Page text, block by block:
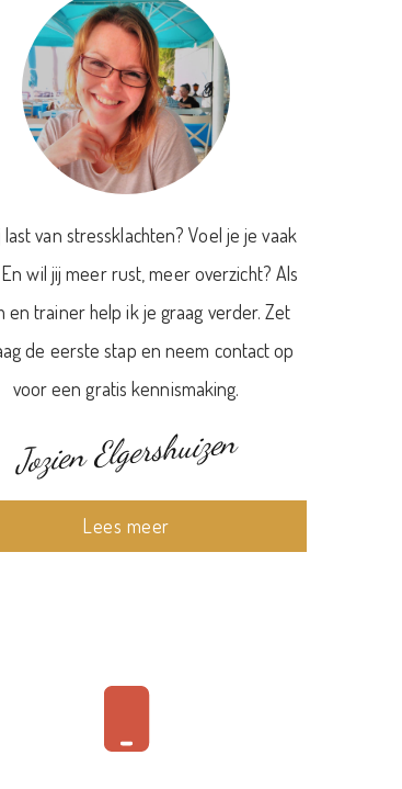
last van stressklachten? Voel je je vaak
wil jij meer rust, meer overzicht? Als
en trainer help ik je graag verder. Zet
de eerste stap en neem contact op
voor een gratis kennismaking.
Jozien Elgershuizen
Lees meer